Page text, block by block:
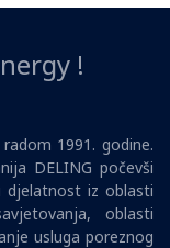
!
1991. godine.
DELING počevši
djelatnost iz oblasti
oblasti
usluga poreznog